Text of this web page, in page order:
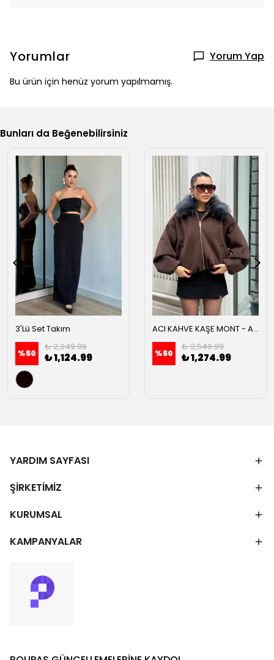
Yorumlar Yorum Yap
Bu ürün için henüz yorum yapılmamış.
Bunları da Beğenebilirsiniz
3'Lü Set Takım
%50
₺ 2,249.99
₺ 1,124.99
ACI KAHVE KAŞE MONT - Acı kahve
%50
₺ 2,549.99
₺ 1,274.99
YARDIM SAYFASI
ŞİRKETİMİZ
KURUMSAL
KAMPANYALAR